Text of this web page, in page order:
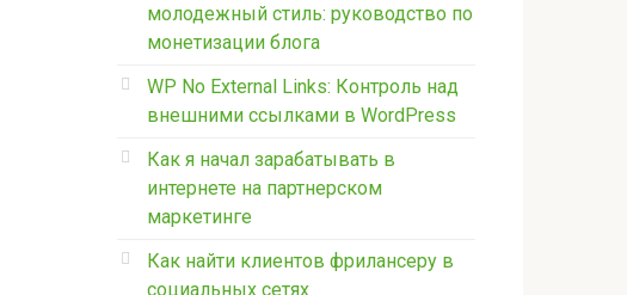
молодежный стиль: руководство по
монетизации блога
WP No External Links: Контроль над
внешними ссылками в WordPress
Как я начал зарабатывать в
интернете на партнерском
маркетинге
Как найти клиентов фрилансеру в
социальных сетях